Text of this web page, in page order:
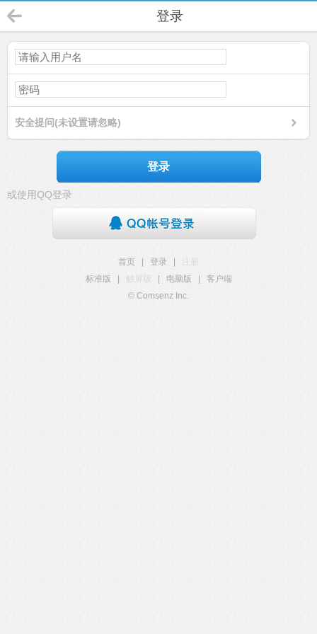
登录
安全提问(未设置请忽略)
登录
或使用QQ登录
首页 登录
注册
标准版
触屏版 电脑版
客户端
© Comsenz Inc.